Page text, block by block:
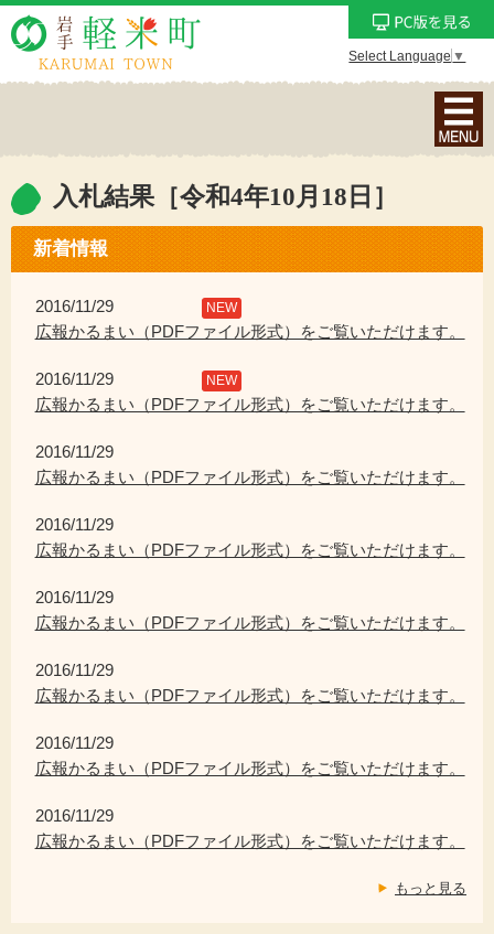
Select Language ▼
ナ
ビ
ョ
ン
ニ
を
入札結果［令和4年10月18日］
新着情報
2016/11/29 NEW
広報かるまい（PDFファイル形式）をご覧いただけます。
2016/11/29 NEW
広報かるまい（PDFファイル形式）をご覧いただけます。
2016/11/29
広報かるまい（PDFファイル形式）をご覧いただけます。
2016/11/29
広報かるまい（PDFファイル形式）をご覧いただけます。
2016/11/29
広報かるまい（PDFファイル形式）をご覧いただけます。
2016/11/29
広報かるまい（PDFファイル形式）をご覧いただけます。
2016/11/29
広報かるまい（PDFファイル形式）をご覧いただけます。
2016/11/29
広報かるまい（PDFファイル形式）をご覧いただけます。
もっと見る